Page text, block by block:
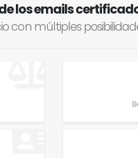
los emails
con múltiples